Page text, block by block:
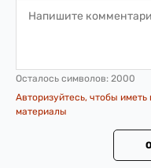
Осталось символов: 2000
Авторизуйтесь, чтобы
материалы